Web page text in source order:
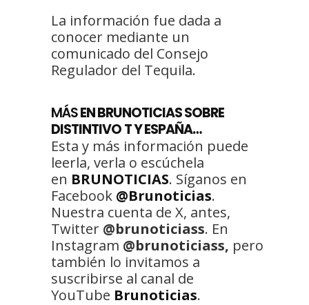
La información fue dada a
conocer mediante un
comunicado del Consejo
Regulador del Tequila.
MÁSEN BRUNOTICIAS SOBRE
DISTINTIVO T Y ESPAÑA…
Esta y más información puede
leerla, verla o escúchela
en BRUNOTICIAS. Síganos en
Facebook @Brunoticias.
Nuestra cuenta de X, antes,
Twitter @brunoticiass. En
Instagram @brunoticiass, pero
también lo invitamos a
suscribirse al canal de
YouTube Brunoticias.